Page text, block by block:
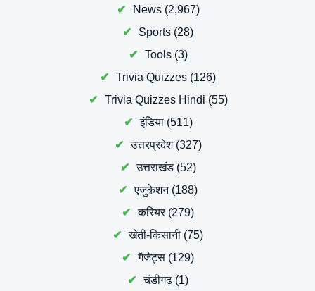
News(2,967)
Sports (28)
Tools(3)
Trivia Quizzes (126)
Trivia Quizzes Hindi (55)
इंडिया(511)
उत्तरप्रदेश(327)
उत्तराखंड(52)
एजुकेशन(188)
करियर(279)
खेती-किसानी (75)
गैजेट्स (129)
चंडीगढ़ (1)